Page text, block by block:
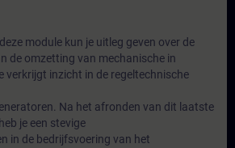
module kun je uitleg geven over de
de omzetting van mechanische in
verkrijgt inzicht in de regeltechnische
Na het afronden van dit laatste
je een stevige
in de bedrijfsvoering van het